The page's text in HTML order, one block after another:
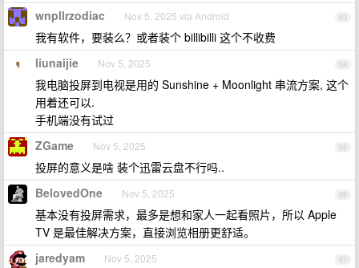
63
wnpllrzodiac Nov 5, 2025 via Android
我有软件，要装么？或者装个 billibilli 这个不收费
64
liunaijie Nov 5, 2025
我电脑投屏到电视是用的 Sunshine + Moonlight 串流方案, 这个
用着还可以.
手机端没有试过
65
ZGame Nov 5, 2025
投屏的意义是啥 装个迅雷云盘不行吗..
66
BelovedOne Nov 5, 2025
基本没有投屏需求，最多是想和家人一起看照片，所以 Apple
TV 是最佳解决方案，直接浏览相册更舒适。
67
jaredyam Nov 5, 2025